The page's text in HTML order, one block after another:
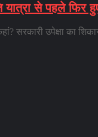
यात्रा से पहले फिर
सरकारी उपेक्षा का